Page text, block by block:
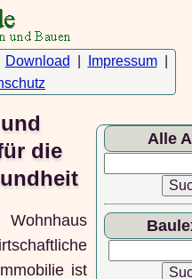
Download Impressum|
die
ist
Alle